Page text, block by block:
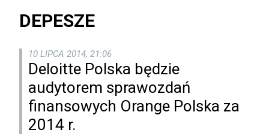
DEPESZE
10 LIPCA 2014, 21:06
Deloitte Polska będzie
audytorem sprawozdań
finansowych Orange Polska za
2014 r.